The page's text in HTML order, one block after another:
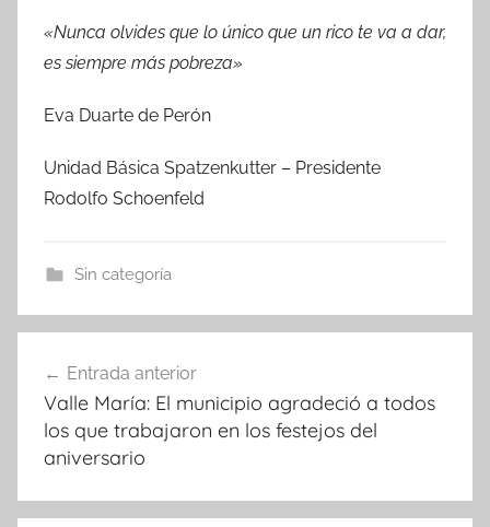
«Nunca olvides que lo único que un rico te va a dar,
es siempre más pobreza»
Eva Duarte de Perón
Unidad Básica Spatzenkutter – Presidente
Rodolfo Schoenfeld
Sin categoría
de
entradas
Entrada anterior
Valle María: El municipio agradeció a todos
los que trabajaron en los festejos del
aniversario